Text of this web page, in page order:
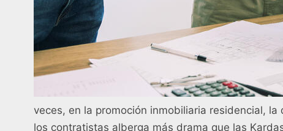
veces, en la promoción inmobiliaria residencial,
los contratistas alberga más drama que las